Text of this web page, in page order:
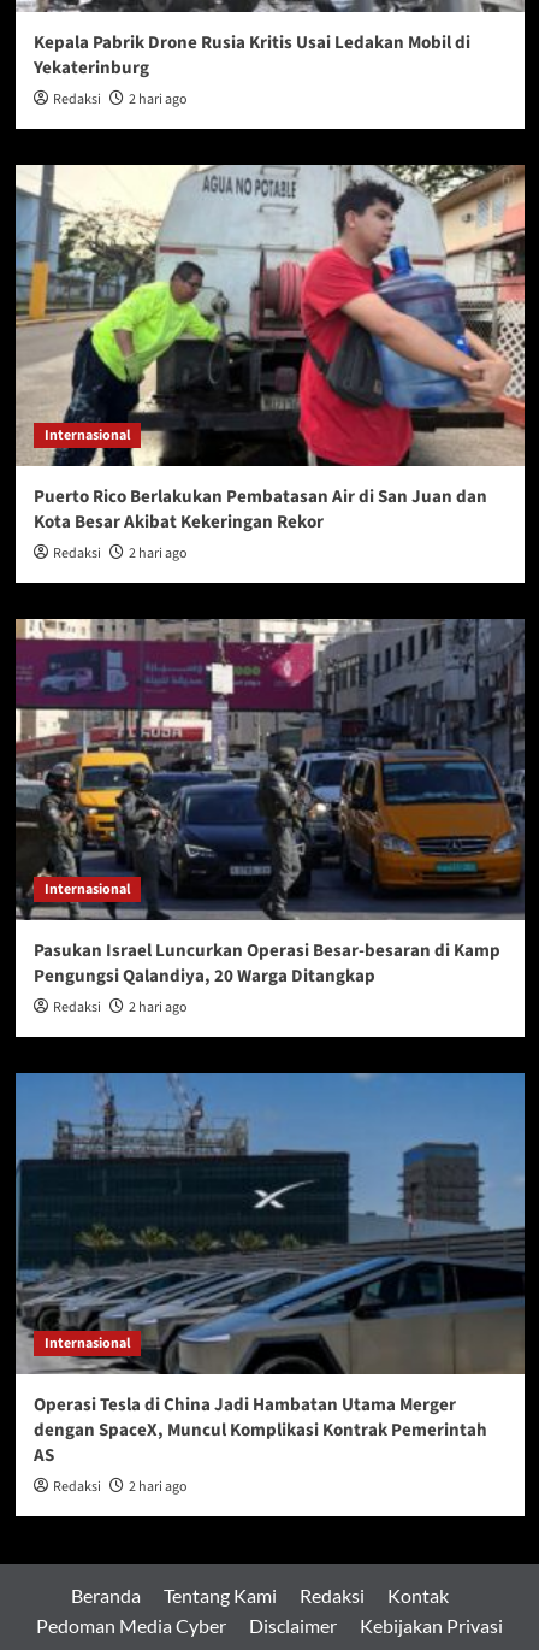
Kepala Pabrik Drone Rusia Kritis Usai Ledakan Mobil di
Yekaterinburg
Redaksi 2 hari ago
Internasional
Puerto Rico Berlakukan Pembatasan Air di San Juan dan
Kota Besar Akibat Kekeringan Rekor
Redaksi 2 hari ago
Internasional
Pasukan Israel Luncurkan Operasi Besar-besaran di Kamp
Pengungsi Qalandiya, 20 Warga Ditangkap
Redaksi 2 hari ago
Internasional
Operasi Tesla di China Jadi Hambatan Utama Merger
dengan SpaceX, Muncul Komplikasi Kontrak Pemerintah
AS
Redaksi 2 hari ago
Beranda Tentang Kami Redaksi
Kontak
Pedoman Media Cyber
Disclaimer Kebijakan Privasi